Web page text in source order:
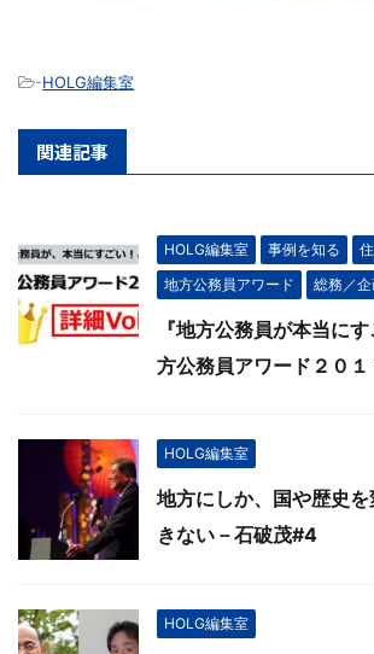
-HOLG編集室
関連記事
HOLG編集室 事例を知る
地方公務員アワード
総務／
『地方公務員が本当に
方公務員アワード２０
HOLG編集室
地方にしか、国や歴史
きない－石破茂#4
HOLG編集室